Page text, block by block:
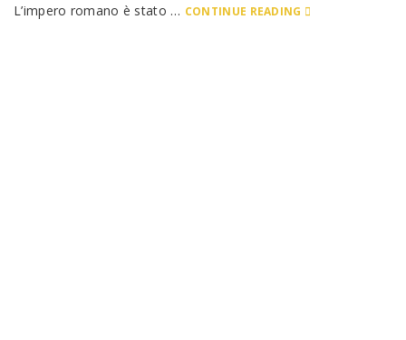
L’impero romano è stato … CONTINUE READING